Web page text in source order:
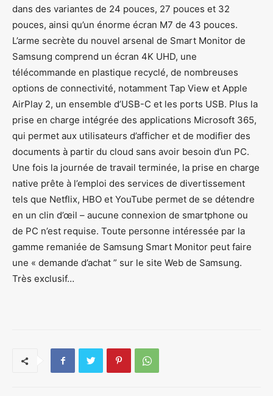
dans des variantes de 24 pouces, 27 pouces et 32 ​​
pouces, ainsi qu’un énorme écran M7 de 43 pouces.
L’arme secrète du nouvel arsenal de Smart Monitor de
Samsung comprend un écran 4K UHD, une
télécommande en plastique recyclé, de nombreuses
options de connectivité, notamment Tap View et Apple
AirPlay 2, un ensemble d’USB-C et les ports USB. Plus la
prise en charge intégrée des applications Microsoft 365,
qui permet aux utilisateurs d’afficher et de modifier des
documents à partir du cloud sans avoir besoin d’un PC.
Une fois la journée de travail terminée, la prise en charge
native prête à l’emploi des services de divertissement
tels que Netflix, HBO et YouTube permet de se détendre
en un clin d’œil – aucune connexion de smartphone ou
de PC n’est requise. Toute personne intéressée par la
gamme remaniée de Samsung Smart Monitor peut faire
une « demande d’achat ” sur le site Web de Samsung.
Très exclusif…